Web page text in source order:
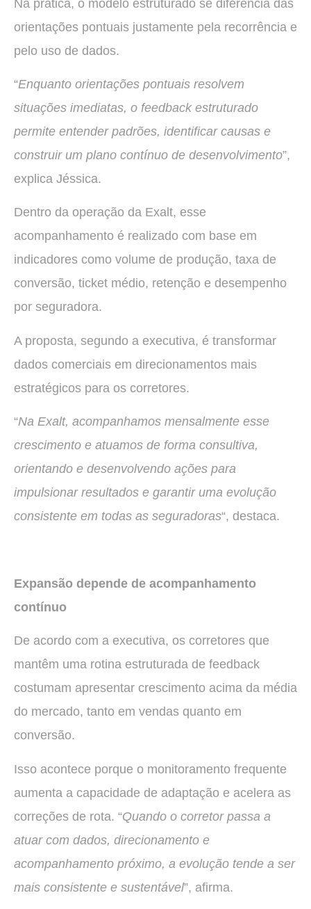
Na prática, o modelo estruturado se diferencia das
orientações pontuais justamente pela recorrência e
pelo uso de dados.
“Enquanto orientações pontuais resolvem
situações imediatas, o feedback estruturado
permite entender padrões, identificar causas e
construir um plano contínuo de desenvolvimento”,
explica Jéssica.
Dentro da operação da Exalt, esse
acompanhamento é realizado com base em
indicadores como volume de produção, taxa de
conversão, ticket médio, retenção e desempenho
por seguradora.
A proposta, segundo a executiva, é transformar
dados comerciais em direcionamentos mais
estratégicos para os corretores.
“Na Exalt, acompanhamos mensalmente esse
crescimento e atuamos de forma consultiva,
orientando e desenvolvendo ações para
impulsionar resultados e garantir uma evolução
consistente em todas as seguradoras“, destaca.
Expansão depende de acompanhamento
contínuo
De acordo com a executiva, os corretores que
mantêm uma rotina estruturada de feedback
costumam apresentar crescimento acima da média
do mercado, tanto em vendas quanto em
conversão.
Isso acontece porque o monitoramento frequente
aumenta a capacidade de adaptação e acelera as
correções de rota. “Quando o corretor passa a
atuar com dados, direcionamento e
acompanhamento próximo, a evolução tende a ser
mais consistente e sustentável”, afirma.